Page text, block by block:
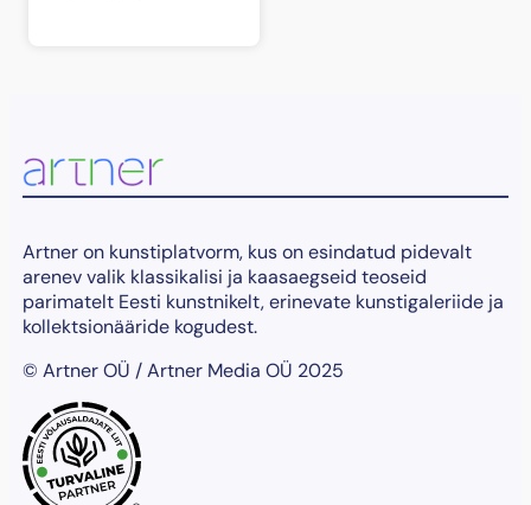
Artner on kunstiplatvorm, kus on esindatud pidevalt
arenev valik klassikalisi ja kaasaegseid teoseid
parimatelt Eesti kunstnikelt, erinevate kunstigaleriide ja
kollektsionääride kogudest.
© Artner OÜ / Artner Media OÜ 2025